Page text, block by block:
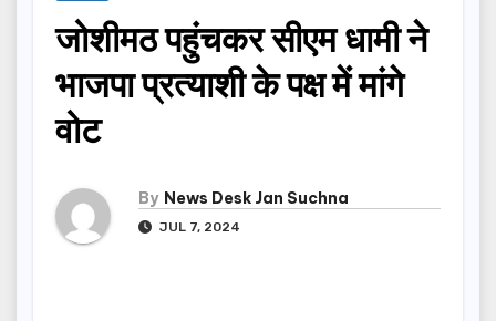
जोशीमठ पहुंचकर सीएम धामी ने
भाजपा प्रत्याशी के पक्ष में मांगे
वोट
By News Desk Jan Suchna
JUL 7, 2024